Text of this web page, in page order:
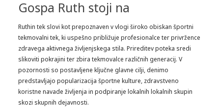
Gospa Ruth stoji na
Ruthin tek slovi kot prepoznaven v vlogi široko obiskan športni
tekmovalni tek, ki uspešno približuje profesionalce ter privržence
zdravega aktivnega življenjskega stila. Prireditev poteka sredi
slikoviti pokrajini ter zbirа tekmovalce različnih generacij. V
pozornosti so postavljene ključne glavne cilji, denimo
predstavljajo popularizacija športne kulture, zdravstveno
koristne navade življenja in podpiranje lokalnih lokalnih skupin
skozi skupnih dejavnosti.